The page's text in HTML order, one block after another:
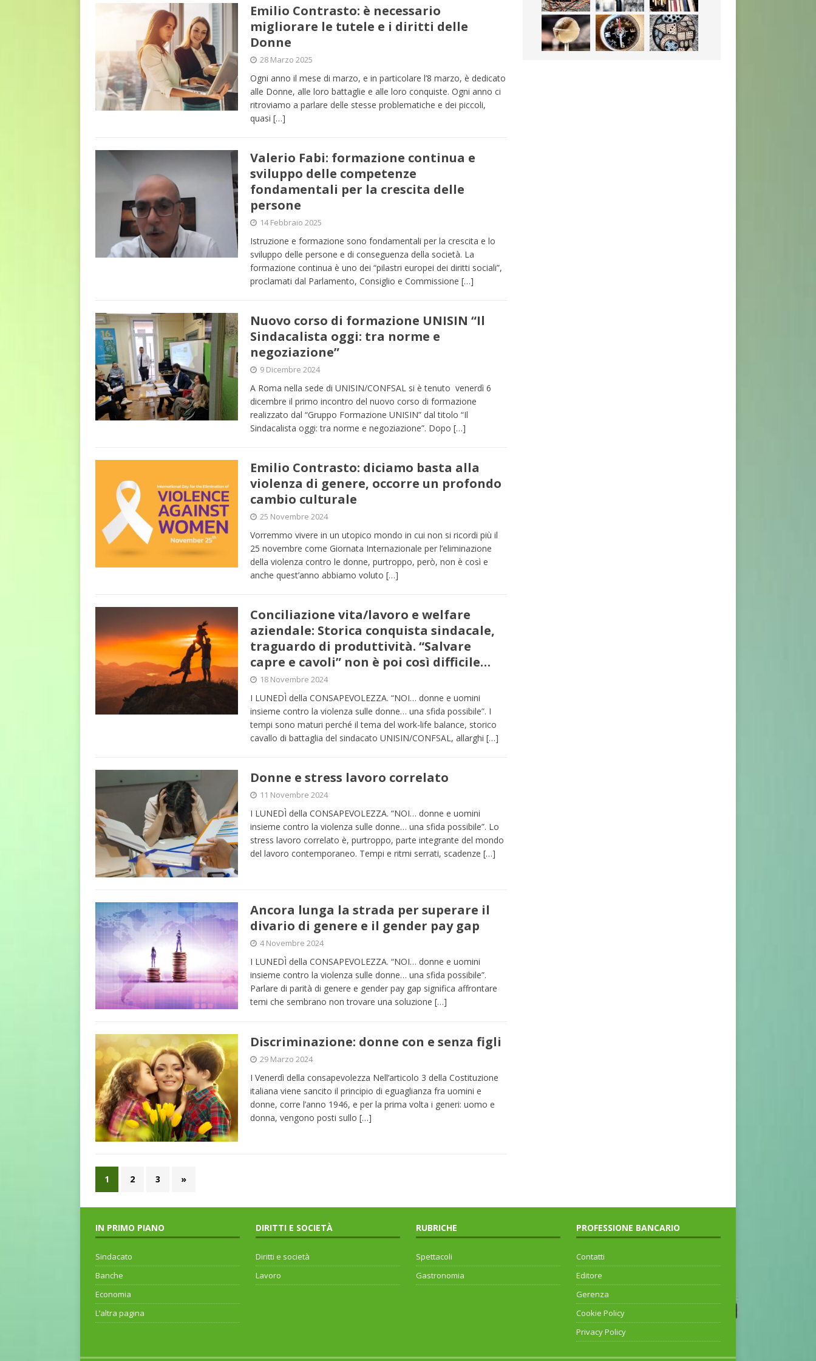
Emilio Contrasto: è necessario
migliorare le tutele e i diritti delle
Donne
28 Marzo 2025
Ogni anno il mese di marzo, e in particolare l’8 marzo, è dedicato
alle Donne, alle loro battaglie e alle loro conquiste. Ogni anno ci
ritroviamo a parlare delle stesse problematiche e dei piccoli,
quasi […]
Valerio Fabi: formazione continua e
sviluppo delle competenze
fondamentali per la crescita delle
persone
14 Febbraio 2025
Istruzione e formazione sono fondamentali per la crescita e lo
sviluppo delle persone e di conseguenza della società. La
formazione continua è uno dei “pilastri europei dei diritti sociali”,
proclamati dal Parlamento, Consiglio e Commissione […]
Nuovo corso di formazione UNISIN “Il
Sindacalista oggi: tra norme e
negoziazione”
9 Dicembre 2024
A Roma nella sede di UNISIN/CONFSAL si è tenuto venerdì 6
dicembre il primo incontro del nuovo corso di formazione
realizzato dal “Gruppo Formazione UNISIN” dal titolo “Il
Sindacalista oggi: tra norme e negoziazione”. Dopo […]
Emilio Contrasto: diciamo basta alla
violenza di genere, occorre un profondo
cambio culturale
25 Novembre 2024
Vorremmo vivere in un utopico mondo in cui non si ricordi più il
25 novembre come Giornata Internazionale per l’eliminazione
della violenza contro le donne, purtroppo, però, non è così e
anche quest’anno abbiamo voluto […]
Conciliazione vita/lavoro e welfare
aziendale: Storica conquista sindacale,
traguardo di produttività. “Salvare
capre e cavoli” non è poi così difficile…
18 Novembre 2024
I LUNEDÌ della CONSAPEVOLEZZA. “NOI… donne e uomini
insieme contro la violenza sulle donne… una sfida possibile”. I
tempi sono maturi perché il tema del work-life balance, storico
cavallo di battaglia del sindacato UNISIN/CONFSAL, allarghi […]
Donne e stress lavoro correlato
11 Novembre 2024
I LUNEDÌ della CONSAPEVOLEZZA. “NOI… donne e uomini
insieme contro la violenza sulle donne… una sfida possibile”. Lo
stress lavoro correlato è, purtroppo, parte integrante del mondo
del lavoro contemporaneo. Tempi e ritmi serrati, scadenze […]
Ancora lunga la strada per superare il
divario di genere e il gender pay gap
4 Novembre 2024
I LUNEDÌ della CONSAPEVOLEZZA. “NOI… donne e uomini
insieme contro la violenza sulle donne… una sfida possibile”.
Parlare di parità di genere e gender pay gap significa affrontare
temi che sembrano non trovare una soluzione […]
Discriminazione: donne con e senza figli
29 Marzo 2024
I Venerdì della consapevolezza Nell’articolo 3 della Costituzione
italiana viene sancito il principio di eguaglianza fra uomini e
donne, corre l’anno 1946, e per la prima volta i generi: uomo e
donna, vengono posti sullo […]
1 2 3 »
IN PRIMO PIANO
Sindacato
Banche
Economia
L’altra pagina
DIRITTI E SOCIETÀ
Diritti e società
Lavoro
RUBRICHE
Spettacoli
Gastronomia
PROFESSIONE BANCARIO
Contatti
Editore
Gerenza
Cookie Policy
Privacy Policy